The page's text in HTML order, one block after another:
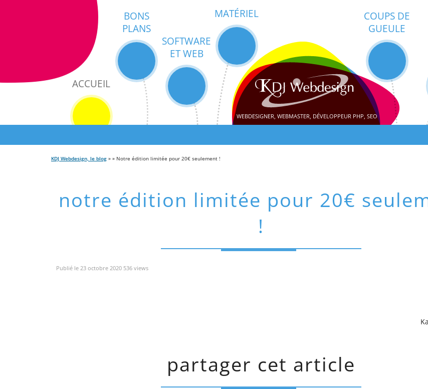
ACCUEIL
BONS
PLANS
SOFTWARE
ET WEB
MATÉRIEL
COUPS DE
GUEULE
WEBDESIGNER, WEBMASTER, DÉVELOPPEUR PHP, SEO
KDJ Webdesign, le blog » » Notre édition limitée pour 20€ seulement !
notre édition limitée pour 20€
!
Publié le 23 octobre 2020 536 views
partager cet article